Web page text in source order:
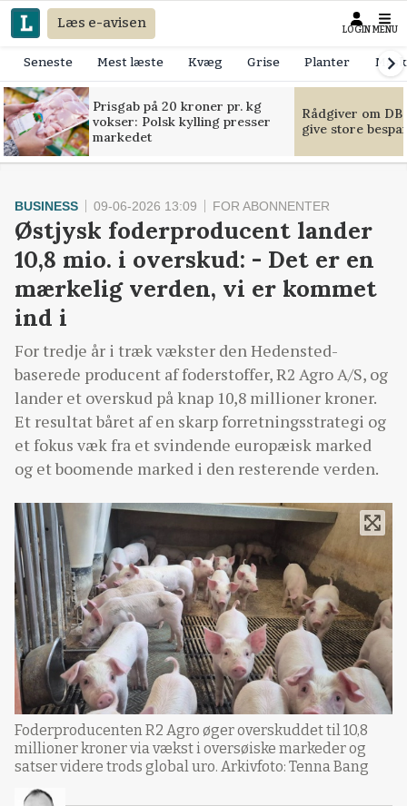
Læs e-avisen LOGIN MENU
Seneste Mest læste Kvæg Grise Planter
Prisgab på 20 kroner pr. kg
vokser: Polsk kylling presser
markedet
Rådgiver om
give store
BUSINESS 09-06-2026 13:09 FOR ABONNENTER
Østjysk foderproducent lander
10,8 mio. i overskud: - Det er en
mærkelig verden, vi er kommet
ind i
For tredje år i træk vækster den Hedensted-
baserede producent af foderstoffer, R2 Agro A/S, og
lander et overskud på knap 10,8 millioner kroner.
Et resultat båret af en skarp forretningsstrategi og
et fokus væk fra et svindende europæisk marked
og et boomende marked i den resterende verden.
Foderproducenten R2 Agro øger overskuddet til 10,8
millioner kroner via vækst i oversøiske markeder og
satser videre trods global uro. Arkivfoto: Tenna Bang